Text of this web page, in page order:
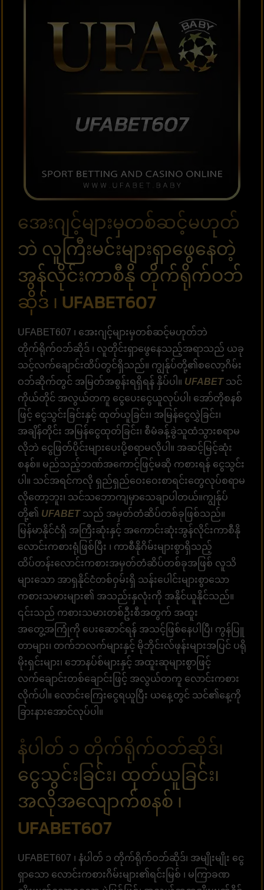
အေးဂျင့်များမှတစ်ဆင့်မဟုတ်
ဘဲ လူကြီးမင်းများရှာဖွေနေတဲ့
အွန်လိုင်းကာစီနို တိုက်ရိုက်ဝဘ်
ဆိုဒ် ၊ UFABET607
UFABET607 ၊ အေးဂျင့်များမှတစ်ဆင့်မဟုတ်ဘဲ
တိုက်ရိုက်ဝဘ်ဆိုဒ် ၊ လူတိုင်းရှာဖွေနေသည့်အရာသည် ယခု
သင့်လက်ချောင်းထိပ်တွင်ရှိသည်။ ကျွန်ုပ်တို့၏စလော့ဂိမ်း
ဝဘ်ဆိုက်တွင် အမြတ်အစွန်းရရှိရန် နှိပ်ပါ။ UFABETသင်
ကိုယ်တိုင် အလွယ်တကူ ငွေပေးငွေယူလုပ်ပါ၊ အော်တိုစနစ်
ဖြင့် ငွေသွင်းခြင်းနှင့် ထုတ်ယူခြင်း၊ အမြန်ငွေလွှဲခြင်း၊
အချိန်တိုင်း အမြန်ငွေထုတ်ခြင်း၊ စီမံခန့်ခွဲသူထံသွားစရာမ
လိုဘဲ ငွေဖြတ်ပိုင်းများပေးပို့စရာမလိုပါ။ အဆင့်မြင့်ဆုံး
စနစ်။ မည်သည့်ဘဏ်အကောင့်ဖြင့်မဆို ကစားရန် ငွေသွင်း
ပါ။ သင်အရင်ကလို ရှည်ရှည်ဝေးဝေးစာရင်းတွေလုပ်စရာမ
လိုတော့ဘူး၊ သင်သဘောကျမှာသေချာပါတယ်။ကျွန်ုပ်
တို့၏ UFABETသည် အမှတ်တံဆိပ်တစ်ခုဖြစ်သည်။
မြန်မာနိုင်ငံရှိ အကြီးဆုံးနှင့် အကောင်းဆုံးအွန်လိုင်းကာစီနို
လောင်းကစားရုံဖြစ်ပြီး ၊ ကာစီနိုဂိမ်းများစွာရှိသည့်
ထိပ်တန်းလောင်းကစားအမှတ်တံဆိပ်တစ်ခုအဖြစ် လူသိ
များသော အာရှနိုင်ငံတစ်ဝှမ်းရှိ သန်းပေါင်းများစွာသော
ကစားသမားများ၏ အသည်းနှလုံးကို အနိုင်ယူနိုင်သည်။
၎င်းသည် ကစားသမားတစ်ဦးစီအတွက် အထူး
အတွေ့အကြုံကို ပေးဆောင်ရန် အသင့်ဖြစ်နေပါပြီ၊ ကွန်ပြူ
တာများ၊ တက်ဘလက်များနှင့် မိုဘိုင်းလ်ဖုန်းများအပြင် ပရို
မိုးရှင်းများ၊ ဘောနပ်စ်များနှင့် အထူးဆုများစွာဖြင့်
လက်ချောင်းတစ်ချောင်းဖြင့် အလွယ်တကူ လောင်းကစား
လိုက်ပါ။ လောင်းကြေးငွေရယူပြီး ယနေ့တွင် သင်၏နေ့ကို
ခြားနားအောင်လုပ်ပါ။
နံပါတ် ၁ တိုက်ရိုက်ဝဘ်ဆိုဒ်၊
ငွေသွင်းခြင်း၊ ထုတ်ယူခြင်း၊
အလိုအလျောက်စနစ် ၊
UFABET607
UFABET607 ၊ နံပါတ် ၁ တိုက်ရိုက်ဝဘ်ဆိုဒ်၊ အမျိုးမျိုး ငွေ
ရှာသော လောင်းကစားဂိမ်းများ၏ရင်းမြစ် ၊ မကြာခဏ